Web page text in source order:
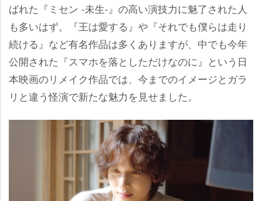
ばれた『ミセン -未生-』の高い演技力に魅了された人
も多いはず。『王は愛する』や『それでも僕らは走り
続ける』など有名作品は多くありますが、中でも今年
公開された『スマホを落としただけなのに』という日
本映画のリメイク作品では、今までのイメージとガラ
リと違う怪演で新たな魅力を見せました。